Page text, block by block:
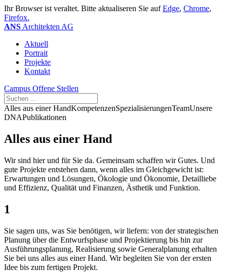
Ihr Browser ist veraltet. Bitte aktualiseren Sie aufEdge, Chrome,
Firefox.
ANS Architekten AG
Aktuell
Portrait
Projekte
Kontakt
Campus Offene Stellen
Alles aus einer HandKompetenzenSpezialisierungenTeamUnsere
DNAPublikationen
Alles aus einer Hand
Wir sind hier und für Sie da. Gemeinsam schaffen wir Gutes. Und
gute Projekte entstehen dann, wenn alles im Gleichgewicht ist:
Erwartungen und Lösungen, Ökologie und Ökonomie, Detailliebe
und Effizienz, Qualität und Finanzen, Ästhetik und Funktion.
1
Sie sagen uns, was Sie benötigen, wir liefern: von der strategischen
Planung über die Entwurfsphase und Projektierung bis hin zur
Ausführungsplanung, Realisierung sowie Generalplanung erhalten
Sie bei uns alles aus einer Hand. Wir begleiten Sie von der ersten
Idee bis zum fertigen Projekt.